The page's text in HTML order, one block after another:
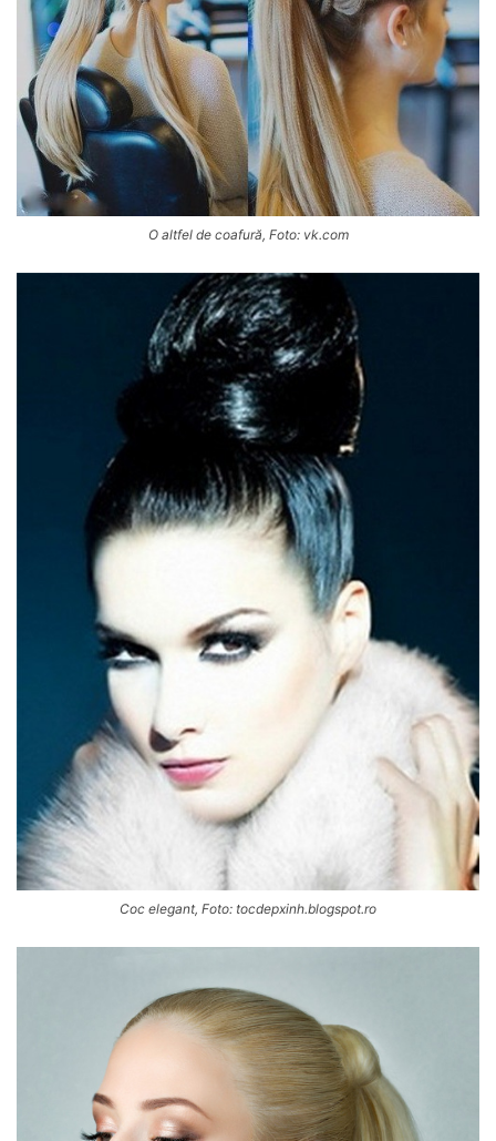
O altfel de coafură, Foto: vk.com
Coc elegant, Foto: tocdepxinh.blogspot.ro